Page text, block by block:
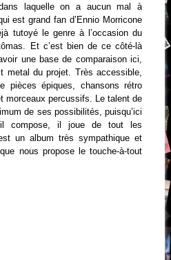
laquelle on a aucun mal à
est grand fan d’Ennio Morricone
tutoyé le genre à l’occasion du
Et c’est bien de ce côté-là
une base de comparaison ici,
metal du projet. Très accessible,
pièces épiques, chansons rétro
morceaux percussifs. Le talent de
de ses possibilités, puisqu’ici
il joue de tout les
un album très sympathique et
nous propose le touche-à-tout